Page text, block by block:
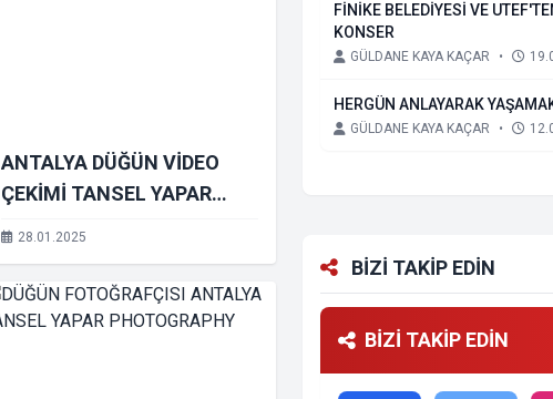
ANTALYA DÜĞÜN VİDEO
ÇEKİMİ TANSEL YAPAR
PHOTOGRAPHY
28.01.2025
FİNİKE BELEDİYESİ VE
KONSER
GÜLDANE KAYA KAÇAR •
HERGÜN ANLAYARAK
GÜLDANE KAYA KAÇAR •
BİZİ TAKİP EDİN
BİZİ TAKİP EDİN